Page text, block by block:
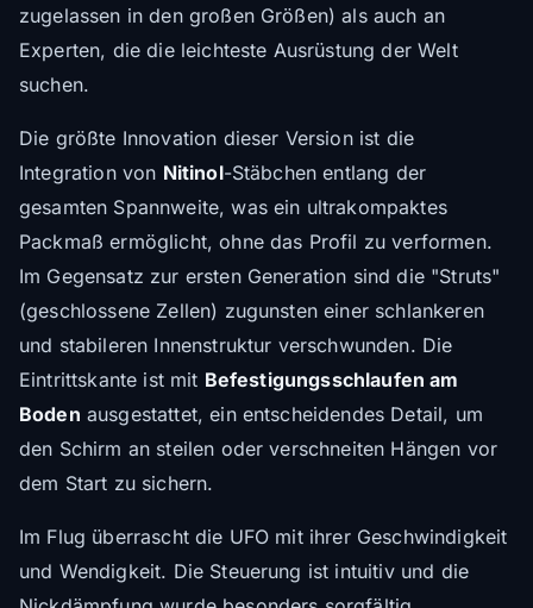
zugelassen in den großen Größen) als auch an
Experten, die die leichteste Ausrüstung der Welt
suchen.
Die größte Innovation dieser Version ist die
Integration von Nitinol-Stäbchen entlang der
gesamten Spannweite, was ein ultrakompaktes
Packmaß ermöglicht, ohne das Profil zu verformen.
Im Gegensatz zur ersten Generation sind die "Struts"
(geschlossene Zellen) zugunsten einer schlankeren
und stabileren Innenstruktur verschwunden. Die
Eintrittskante ist mit Befestigungsschlaufen am
Boden ausgestattet, ein entscheidendes Detail, um
den Schirm an steilen oder verschneiten Hängen vor
dem Start zu sichern.
Im Flug überrascht die UFO mit ihrer Geschwindigkeit
und Wendigkeit. Die Steuerung ist intuitiv und die